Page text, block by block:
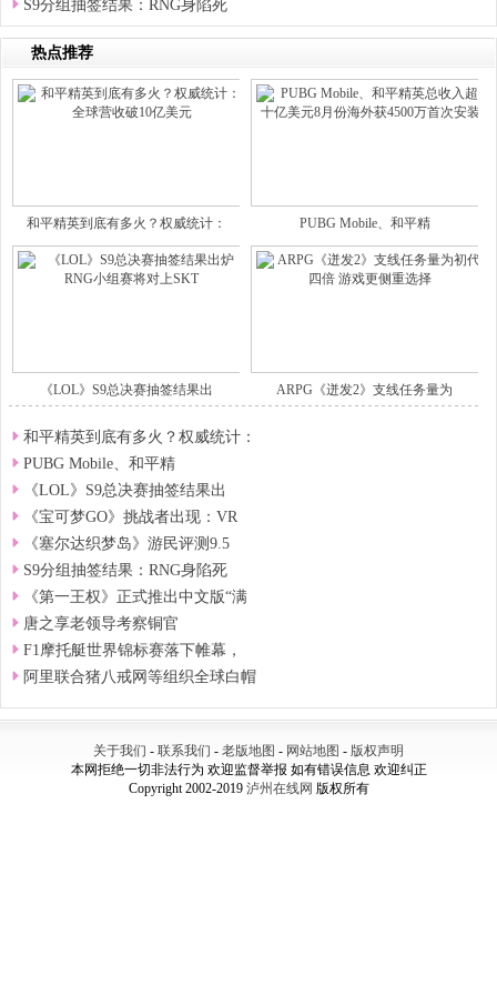
S9分组抽签结果：RNG身陷死
热点推荐
和平精英到底有多火？权威统计： PUBG Mobile、和平精
《LOL》S9总决赛抽签结果出 ARPG《迸发2》支线任务量为
和平精英到底有多火？权威统计：
PUBG Mobile、和平精
《LOL》S9总决赛抽签结果出
《宝可梦GO》挑战者出现：VR
《塞尔达织梦岛》游民评测9.5
S9分组抽签结果：RNG身陷死
《第一王权》正式推出中文版“满
唐之享老领导考察铜官
F1摩托艇世界锦标赛落下帷幕，
阿里联合猪八戒网等组织全球白帽
关于我们 - 联系我们 - 老版地图 - 网站地图 - 版权声明
本网拒绝一切非法行为 欢迎监督举报 如有错误信息 欢迎纠正
Copyright 2002-2019 泸州在线网 版权所有